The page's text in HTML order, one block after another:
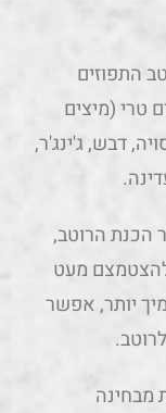
התפוזים
טרי (מיצים
דבש, ג'ינג'ר,
הכנת הרוטב,
להצטמצם מעט
יותר, אפשר
מבחינה